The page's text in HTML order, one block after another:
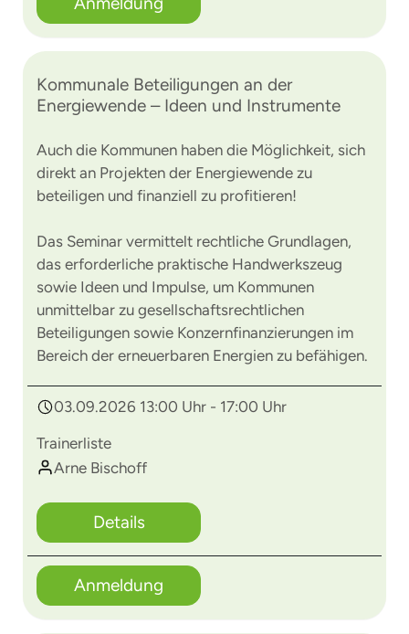
Kommunale Beteiligungen an der
Energiewende – Ideen und Instrumente
Auch die Kommunen haben die Möglichkeit, sich
direkt an Projekten der Energiewende zu
beteiligen und finanziell zu profitieren!
Das Seminar vermittelt rechtliche Grundlagen,
das erforderliche praktische Handwerkszeug
sowie Ideen und Impulse, um Kommunen
unmittelbar zu gesellschaftsrechtlichen
Beteiligungen sowie Konzernfinanzierungen im
Bereich der erneuerbaren Energien zu befähigen.
03.09.2026 13:00 Uhr - 17:00 Uhr
Trainerliste
Arne Bischoff
Details
Anmeldung